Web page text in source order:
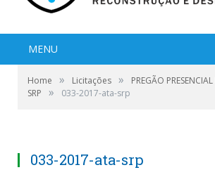
MENU
Home » Licitações »
PREGÃO
SRP
» 033-2017-ata-srp
033-2017-ata-srp